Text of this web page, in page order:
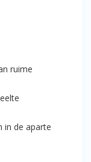
ruime
in de aparte